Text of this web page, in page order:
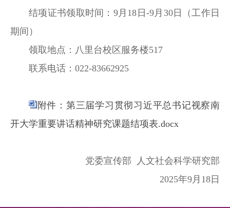
结项证书领取时间：9月18日-9月30日（工作日
期间）
领取地点：八里台校区服务楼517
联系电话：022-83662925
附件：第三届学习贯彻习近平总书记视察南
开大学重要讲话精神研究课题结项表.docx
党委宣传部 人文社会科学研究部
2025年9月18日